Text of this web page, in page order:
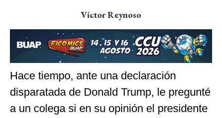
Víctor Reynoso
Hace tiempo, ante una declaración
disparatada de Donald Trump, le pregunté
a un colega si en su opinión el presidente